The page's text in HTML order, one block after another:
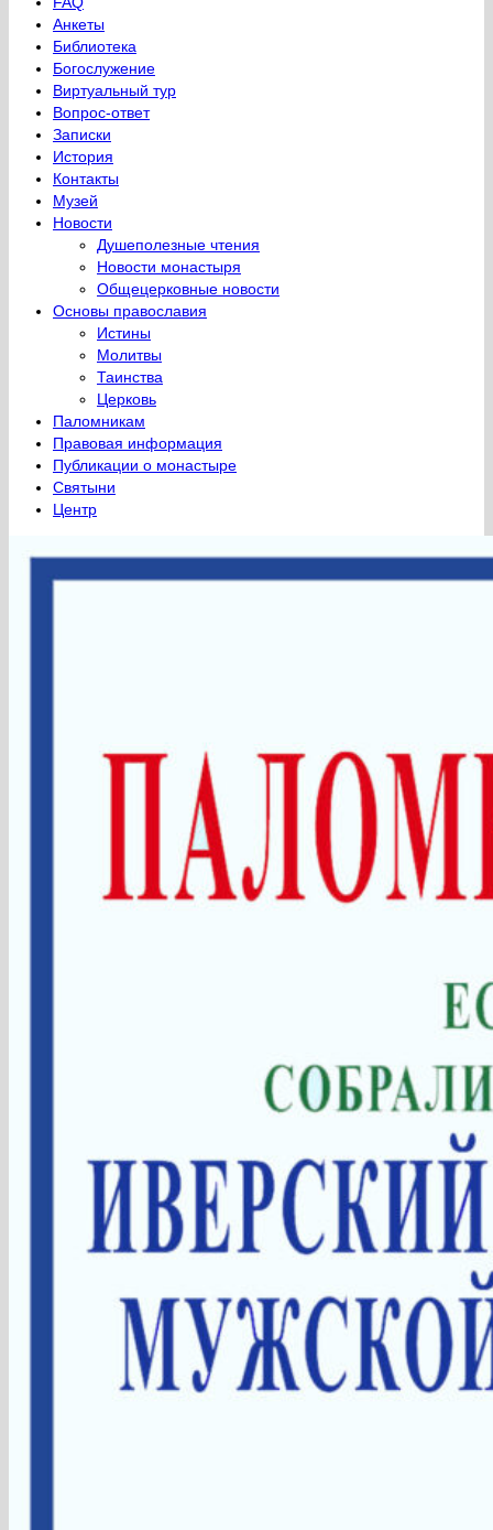
Анкеты
Библиотека
Богослужение
Виртуальный тур
Вопрос-ответ
Записки
История
Контакты
Музей
Новости
Душеполезные чтения
Новости монастыря
Общецерковные новости
Основы православия
Истины
Молитвы
Таинства
Церковь
Паломникам
Правовая информация
Публикации о монастыре
Святыни
Центр